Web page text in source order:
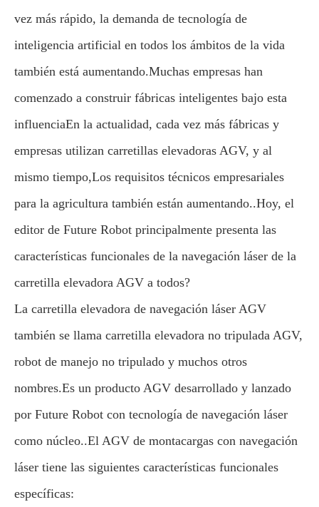
vez más rápido, la demanda de tecnología de
inteligencia artificial en todos los ámbitos de la vida
también está aumentando.Muchas empresas han
comenzado a construir fábricas inteligentes bajo esta
influenciaEn la actualidad, cada vez más fábricas y
empresas utilizan carretillas elevadoras AGV, y al
mismo tiempo,Los requisitos técnicos empresariales
para la agricultura también están aumentando..Hoy, el
editor de Future Robot principalmente presenta las
características funcionales de la navegación láser de la
carretilla elevadora AGV a todos?
La carretilla elevadora de navegación láser AGV
también se llama carretilla elevadora no tripulada AGV,
robot de manejo no tripulado y muchos otros
nombres.Es un producto AGV desarrollado y lanzado
por Future Robot con tecnología de navegación láser
como núcleo..El AGV de montacargas con navegación
láser tiene las siguientes características funcionales
específicas: